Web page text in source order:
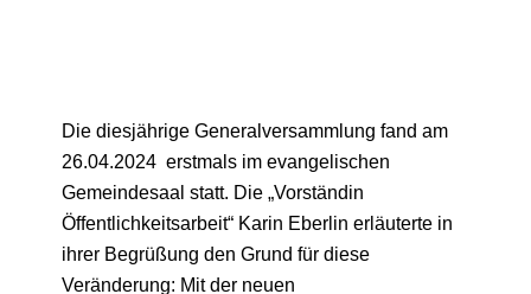
Die diesjährige Generalversammlung fand am
26.04.2024 erstmals im evangelischen
Gemeindesaal statt. Die „Vorständin
Öffentlichkeitsarbeit“ Karin Eberlin erläuterte in
ihrer Begrüßung den Grund für diese
Veränderung: Mit der neuen